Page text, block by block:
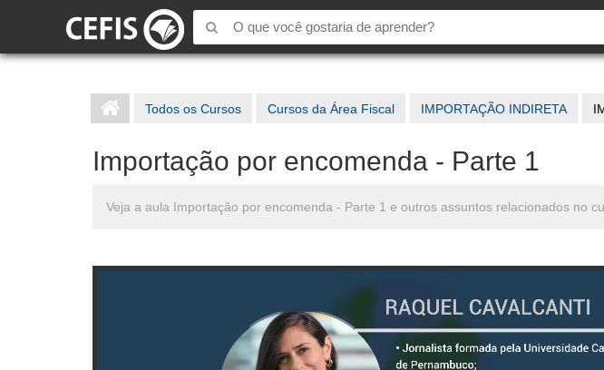
Todos os Cursos Cursos da Área Fiscal IMPORTAÇÃO INDIRETA
Importação por encomenda - Parte 1
Veja a aula Importação por encomenda - Parte 1 e outros assuntos relacionados no